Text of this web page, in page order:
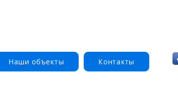
Наши объекты Контакты